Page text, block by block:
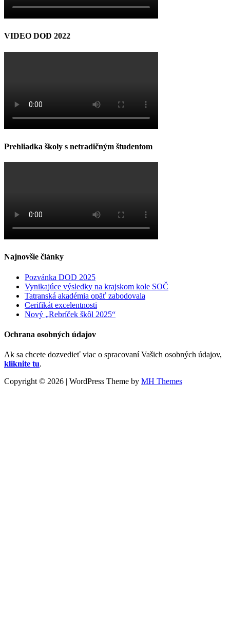
VIDEO DOD 2022
Prehliadka školy s netradičným študentom
Najnovšie články
Pozvánka DOD 2025
Vynikajúce výsledky na krajskom kole SOČ
Tatranská akadémia opäť zabodovala
Cerifikát excelentnosti
Nový „Rebríček škôl 2025“
Ochrana osobných údajov
Ak sa chcete dozvedieť viac o spracovaní Vašich osobných údajov,
kliknite tu.
Copyright © 2026 | WordPress Theme by MH Themes